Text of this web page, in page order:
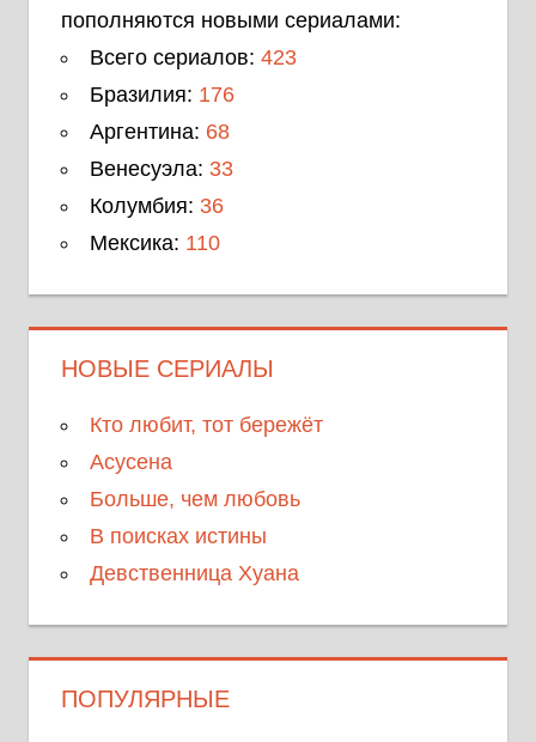
пополняются новыми сериалами:
Всего сериалов: 423
Бразилия: 176
Аргентина: 68
Венесуэла: 33
Колумбия: 36
Мексика: 110
НОВЫЕ СЕРИАЛЫ
Кто любит, тот бережёт
Асусена
Больше, чем любовь
В поисках истины
Девственница Хуана
ПОПУЛЯРНЫЕ